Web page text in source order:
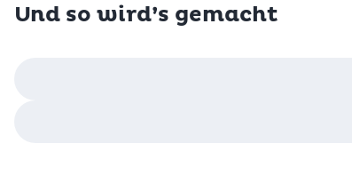
Und so wird’s gemacht